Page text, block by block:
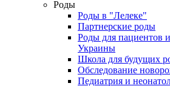
Роды
Роды в "Лелеке"
Партнерские роды
Роды для пациентов
Украины
Школа для будущих
Обследование
Педиатрия и